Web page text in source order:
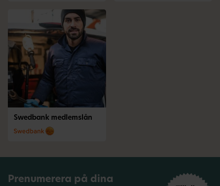
Swedbank medlemslån
Prenumerera på dina